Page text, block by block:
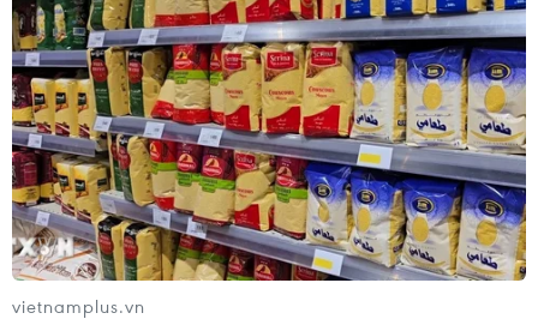
Thời tiết ngày 7/8: Bắc Bộ và Bắc
Trung Bộ giảm mưa về đêm, cục bộ
có mưa to
06/08/2026 23:15
Xem thêm
vietnamplus.vn